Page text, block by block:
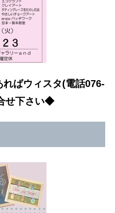
ばウィスタ(電話076-
せ下さい◆